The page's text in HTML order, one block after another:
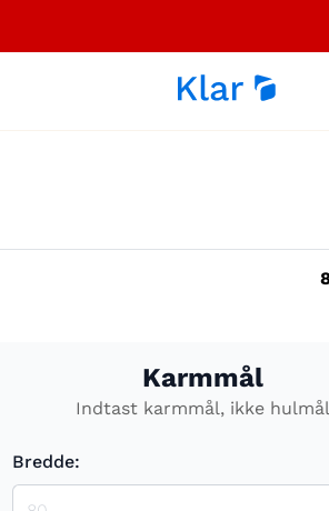
Karmmål
Indtast karmmål, ikke hulmål
Bredde: